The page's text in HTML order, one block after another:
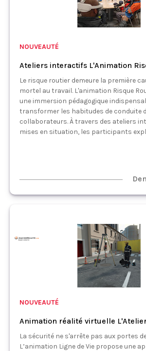
NOUVEAUTÉ
Ateliers interactifs L'Animation
Le risque routier demeure la première
mortel au travail. L'animation Risque
une immersion pédagogique
transformer les habitudes de conduite
collaborateurs. À travers des ateliers
mises en situation, les participants
NOUVEAUTÉ
Animation réalité virtuelle
La sécurité ne s'arrête pas aux portes
L’animation Ligne de Vie propose une